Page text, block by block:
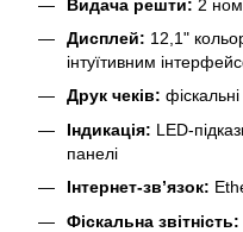
Видача решти: 2
Дисплей: 12,1"
інтуїтивним
Друк чеків:
Індикація: LED-
панелі
Інтернет-зв’язок:
Фіскальна звітність: